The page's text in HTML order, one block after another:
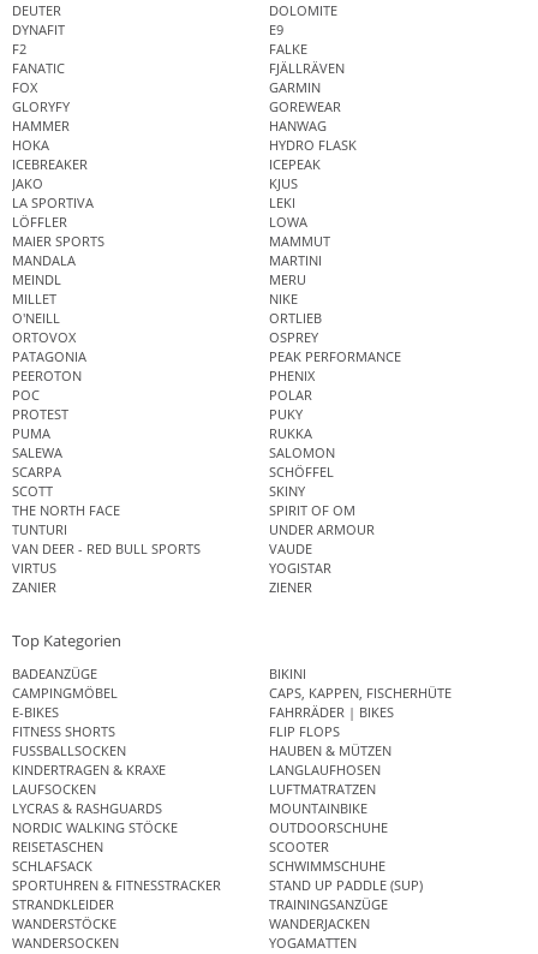
DEUTER
DOLOMITE
DYNAFIT
E9
F2
FALKE
FANATIC
FJÄLLRÄVEN
FOX
GARMIN
GLORYFY
GOREWEAR
HAMMER
HANWAG
HOKA
HYDRO FLASK
ICEBREAKER
ICEPEAK
JAKO
KJUS
LA SPORTIVA
LEKI
LÖFFLER
LOWA
MAIER SPORTS
MAMMUT
MANDALA
MARTINI
MEINDL
MERU
MILLET
NIKE
O'NEILL
ORTLIEB
ORTOVOX
OSPREY
PATAGONIA
PEAK PERFORMANCE
PEEROTON
PHENIX
POC
POLAR
PROTEST
PUKY
PUMA
RUKKA
SALEWA
SALOMON
SCARPA
SCHÖFFEL
SCOTT
SKINY
THE NORTH FACE
SPIRIT OF OM
TUNTURI
UNDER ARMOUR
VAN DEER - RED BULL SPORTS
VAUDE
VIRTUS
YOGISTAR
ZANIER
ZIENER
Top Kategorien
BADEANZÜGE
BIKINI
CAMPINGMÖBEL
CAPS, KAPPEN, FISCHERHÜTE
E-BIKES
FAHRRÄDER | BIKES
FITNESS SHORTS
FLIP FLOPS
FUSSBALLSOCKEN
HAUBEN & MÜTZEN
KINDERTRAGEN & KRAXE
LANGLAUFHOSEN
LAUFSOCKEN
LUFTMATRATZEN
LYCRAS & RASHGUARDS
MOUNTAINBIKE
NORDIC WALKING STÖCKE
OUTDOORSCHUHE
REISETASCHEN
SCOOTER
SCHLAFSACK
SCHWIMMSCHUHE
SPORTUHREN & FITNESSTRACKER
STAND UP PADDLE (SUP)
STRANDKLEIDER
TRAININGSANZÜGE
WANDERSTÖCKE
WANDERJACKEN
WANDERSOCKEN
YOGAMATTEN